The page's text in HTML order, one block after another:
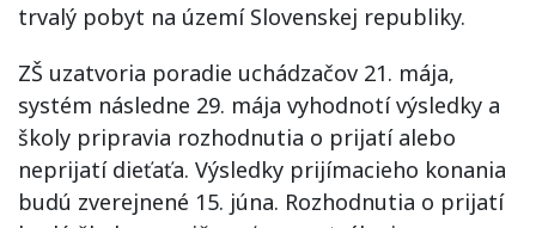
trvalý pobyt na území Slovenskej republiky.
ZŠ uzatvoria poradie uchádzačov 21. mája,
systém následne 29. mája vyhodnotí výsledky a
školy pripravia rozhodnutia o prijatí alebo
neprijatí dieťaťa. Výsledky prijímacieho konania
budú zverejnené 15. júna. Rozhodnutia o prijatí